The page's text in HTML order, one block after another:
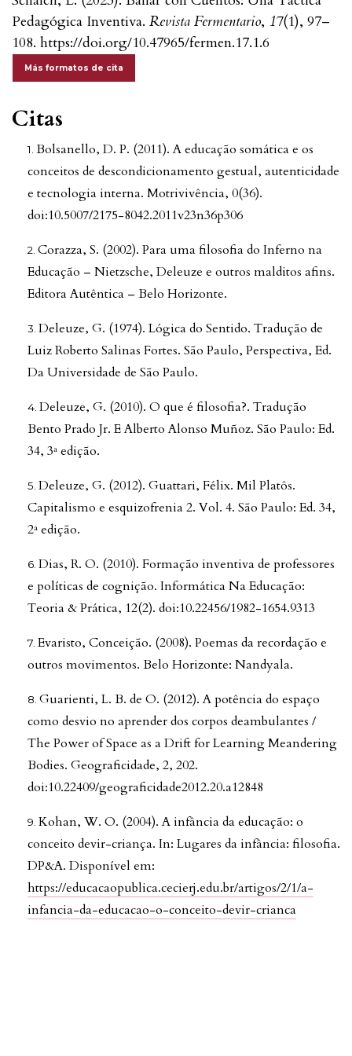
Pedagógica Inventiva. Revista Fermentario, 17(1), 97–
108. https://doi.org/10.47965/fermen.17.1.6
Más formatos de cita
Citas
Bolsanello, D. P. (2011). A educação somática e os
conceitos de descondicionamento gestual, autenticidade
e tecnologia interna. Motrivivência, 0(36).
doi:10.5007/2175-8042.2011v23n36p306
Corazza, S. (2002). Para uma filosofia do Inferno na
Educação – Nietzsche, Deleuze e outros malditos afins.
Editora Autêntica – Belo Horizonte.
Deleuze, G. (1974). Lógica do Sentido. Tradução de
Luiz Roberto Salinas Fortes. São Paulo, Perspectiva, Ed.
Da Universidade de São Paulo.
Deleuze, G. (2010). O que é filosofia?. Tradução
Bento Prado Jr. E Alberto Alonso Muñoz. São Paulo: Ed.
34, 3ª edição.
Deleuze, G. (2012). Guattari, Félix. Mil Platôs.
Capitalismo e esquizofrenia 2. Vol. 4. São Paulo: Ed. 34,
2ª edição.
Dias, R. O. (2010). Formação inventiva de professores
e políticas de cognição. Informática Na Educação:
Teoria & Prática, 12(2). doi:10.22456/1982-1654.9313
Evaristo, Conceição. (2008). Poemas da recordação e
outros movimentos. Belo Horizonte: Nandyala.
Guarienti, L. B. de O. (2012). A potência do espaço
como desvio no aprender dos corpos deambulantes /
The Power of Space as a Drift for Learning Meandering
Bodies. Geograficidade, 2, 202.
doi:10.22409/geograficidade2012.20.a12848
Kohan, W. O. (2004). A infância da educação: o
conceito devir-criança. In: Lugares da infância: filosofia.
DP&A. Disponível em:
https://educacaopublica.cecierj.edu.br/artigos/2/1/a-
infancia-da-educacao-o-conceito-devir-crianca